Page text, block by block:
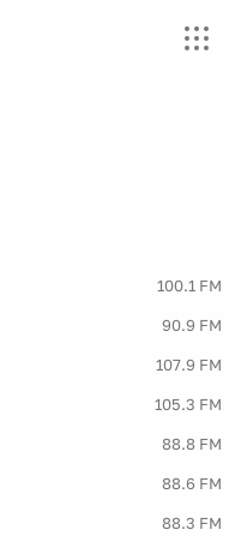
100.1 FM
90.9 FM
107.9 FM
105.3 FM
88.8 FM
88.6 FM
88.3 FM